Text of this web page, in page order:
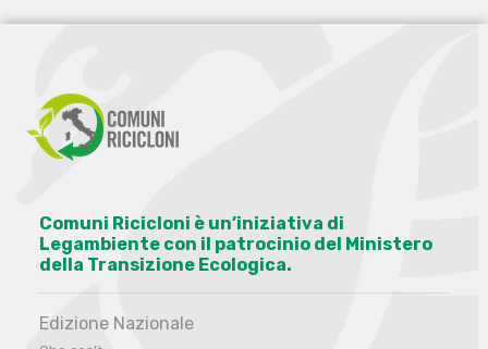
Comuni Ricicloni è un’iniziativa di
Legambiente con il patrocinio del Ministero
della Transizione Ecologica.
Edizione Nazionale